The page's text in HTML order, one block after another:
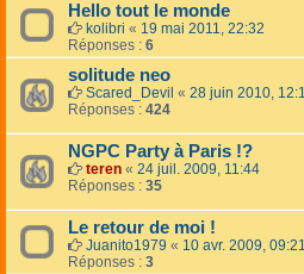
Hello tout le monde
kolibri « 19 mai 2011, 22:32
Réponses : 6
solitude neo
Scared_Devil « 28 juin 2010,
Réponses : 424
NGPC Party à Paris !?
teren « 24 juil. 2009, 11:44
Réponses : 35
Le retour de moi !
Juanito1979 « 10 avr. 2009, 09:21
Réponses : 3